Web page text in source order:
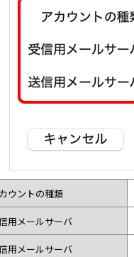
ウントの種類
用メールサーバ
用メールサーバ